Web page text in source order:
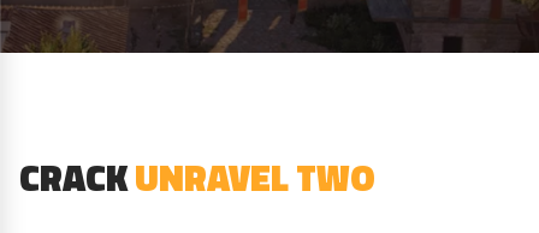
CRACKUNRAVEL TWO